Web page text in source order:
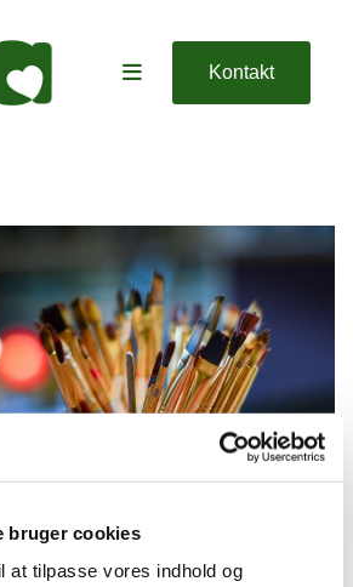
bruger cookies
at tilpasse vores indhold og
Kontakt